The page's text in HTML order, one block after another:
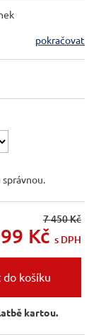
pokračovat
7 450 Kč
Kč s DPH
kartou.